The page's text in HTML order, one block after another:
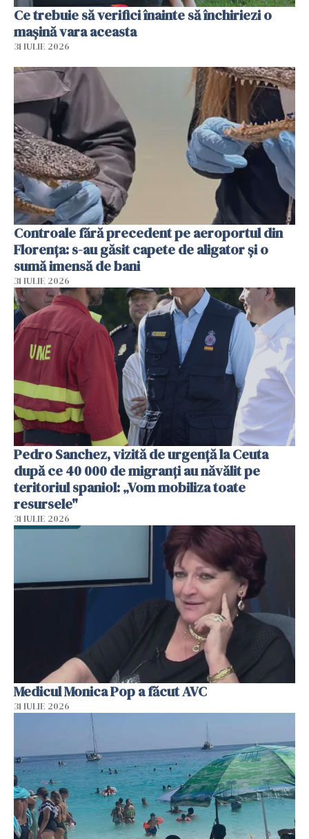
Ce trebuie să verifici înainte să închiriezi o
mașină vara aceasta
31 IULIE 2026
Controale fără precedent pe aeroportul din
Florența: s-au găsit capete de aligator și o
sumă imensă de bani
31 IULIE 2026
Pedro Sanchez, vizită de urgență la Ceuta
după ce 40 000 de migranți au năvălit pe
teritoriul spaniol: „Vom mobiliza toate
resursele"
31 IULIE 2026
Medicul Monica Pop a făcut AVC
31 IULIE 2026